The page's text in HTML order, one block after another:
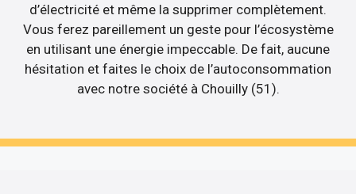
d’électricité et même la supprimer complètement.
Vous ferez pareillement un geste pour l’écosystème
en utilisant une énergie impeccable. De fait, aucune
hésitation et faites le choix de l’autoconsommation
avec notre société à Chouilly (51).